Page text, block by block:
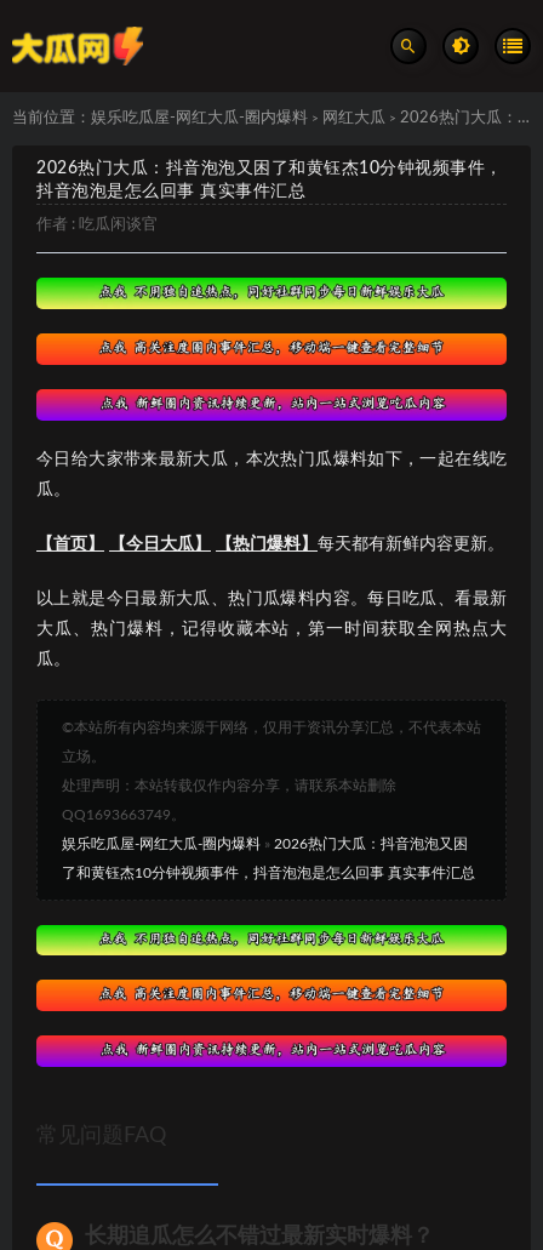
当前位置： 娱乐吃瓜屋-网红大瓜-圈内爆料 > 网红大瓜 > 2026热门大瓜：抖音泡泡又困了和黄钰杰10分钟视频事件，抖音泡泡是怎么回事 真实事件汇总
2026热门大瓜：抖音泡泡又困了和黄钰杰10分钟视频事件，
抖音泡泡是怎么回事 真实事件汇总
作者 : 吃瓜闲谈官
今日给大家带来最新大瓜，本次热门瓜爆料如下，一起在线吃
瓜。
【首页】 【今日大瓜】 【热门爆料】 每天都有新鲜内容更新。
以上就是今日最新大瓜、热门瓜爆料内容。每日吃瓜、看最新
大瓜、热门爆料，记得收藏本站，第一时间获取全网热点大
瓜。
©本站所有内容均来源于网络，仅用于资讯分享汇总，不代表本站
立场。
处理声明：本站转载仅作内容分享，请联系本站删除
QQ1693663749。
娱乐吃瓜屋-网红大瓜-圈内爆料 » 2026热门大瓜：抖音泡泡又困
了和黄钰杰10分钟视频事件，抖音泡泡是怎么回事 真实事件汇总
常见问题FAQ
长期追瓜怎么不错过最新实时爆料？